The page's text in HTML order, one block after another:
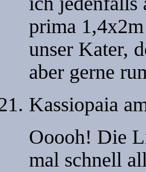
prima
unser Kater,
aber gerne
Kassiopaia
Ooooh! Die
mal schnell